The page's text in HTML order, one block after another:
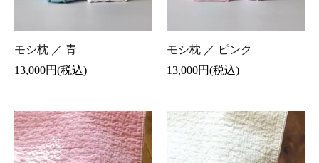
モシ枕 ／ 青
13,000円(税込)
モシ枕 ／ ピンク
13,000円(税込)